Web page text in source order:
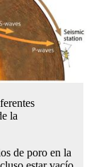
la
de poro en la